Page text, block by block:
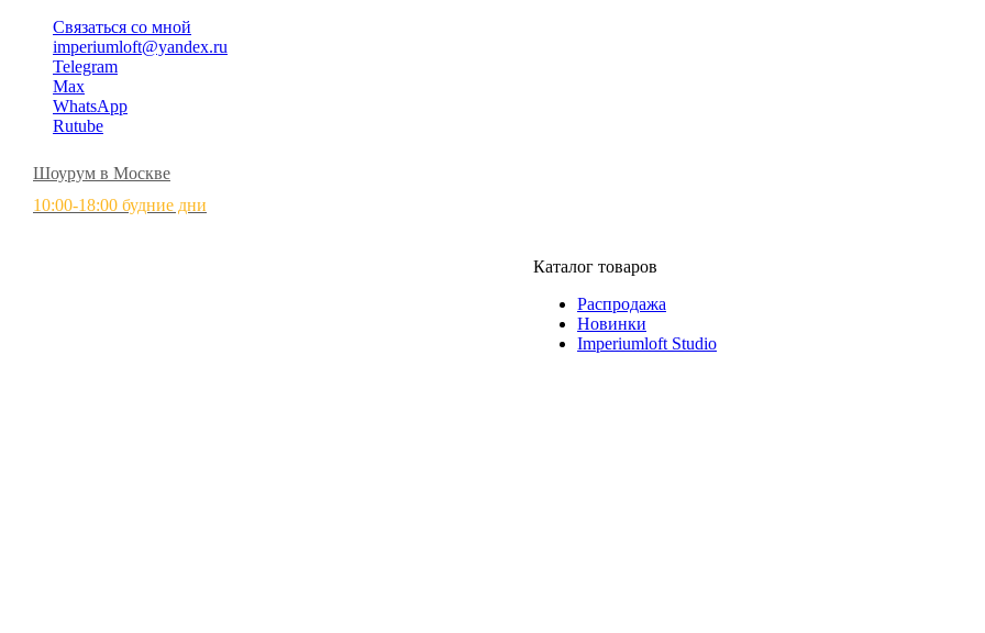
Связаться со мной
imperiumloft@yandex.ru
Telegram
Max
WhatsApp
Rutube
Шоурум в Москве
10:00-18:00 будние дни
Каталог товаров
Распродажа
Новинки
Imperiumloft Studio